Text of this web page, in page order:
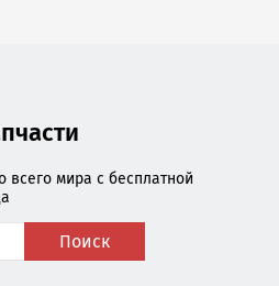
всего мира с бесплатной
Поиск